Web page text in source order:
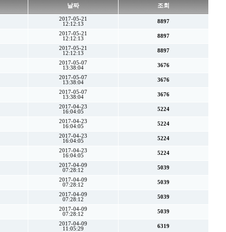
날짜 조회
2017-05-21
12:12:13
8897
2017-05-21
12:12:13
8897
2017-05-21
12:12:13
8897
2017-05-07
13:38:04
3676
2017-05-07
13:38:04
3676
2017-05-07
13:38:04
3676
2017-04-23
16:04:05
5224
2017-04-23
16:04:05
5224
2017-04-23
16:04:05
5224
2017-04-23
16:04:05
5224
2017-04-09
07:28:12
5039
2017-04-09
07:28:12
5039
2017-04-09
07:28:12
5039
2017-04-09
07:28:12
5039
2017-04-09
11:05:29
6319